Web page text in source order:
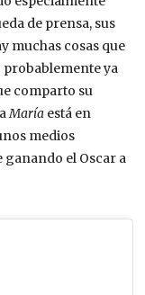
de prensa, sus
muchas cosas que
probablemente ya
comparto su
María está en
medios
ganando el Oscar a